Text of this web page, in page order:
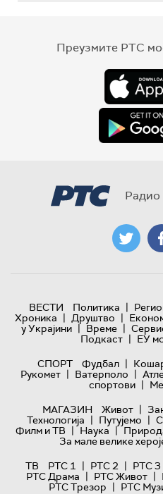
Преузмите РТС
Радио
ВЕСТИ Политика |
Хроника | Друштво |
у Украјини | Време |
Подкаст | ЕУ
СПОРТ
Фудбал |
Рукомет | Ватерполо |
спортови |
МАГАЗИН
Живот |
Технологијa | Путујемо |
Филм и ТВ | Наука |
За мале велике
ТВ
РТС 1 | РТС 2 | РТС 3
РТС Драма | РТС Живот |
РТС Трезор | РТС